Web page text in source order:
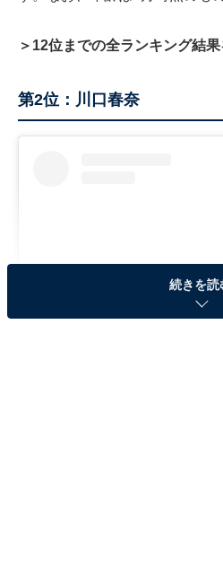
＞12位までの全ランキング結
第2位：川口春奈
続きを読